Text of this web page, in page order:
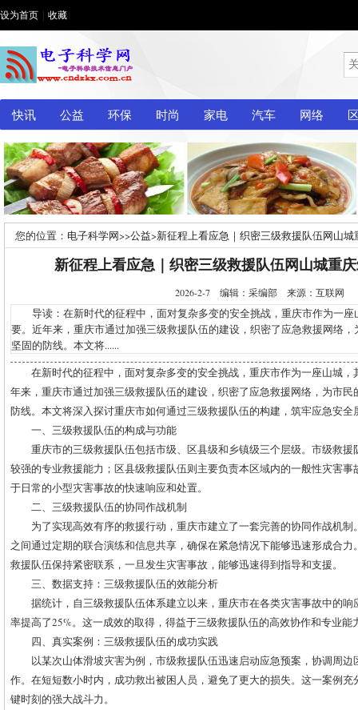
设为首页 收藏
快讯 公益 环保 时尚 家电 汽车 网络
您的位置： 电子科学网>>公益>新征程上看应急｜织密三级救援队伍网山
新征程上看应急｜织密三级救援队伍网山城重
2026-2-7 编辑：采编部 来源：互联网
导读：在新时代的征程中，面对复杂多变的安全挑战，重庆市作为一座
要。近年来，重庆市通过加强三级救援队伍的建设，织密了应急救援网络
坚固的防线。本文将......
在新时代的征程中，面对复杂多变的安全挑战，重庆市作为一座山城
年来，重庆市通过加强三级救援队伍的建设，织密了应急救援网络，为市
防线。本文将深入探讨重庆市如何通过三级救援队伍的构建，筑牢应急安全
一、三级救援队伍的构成与功能
重庆市的三级救援队伍包括市级、区县级和乡镇级三个层级。市级救
较强的专业救援能力；区县级救援队伍则主要负责本区域内的一般性灾害
于日常的小型灾害事故的快速响应和处置。
二、三级救援队伍的协同作战机制
为了实现高效有序的救援行动，重庆市建立了一套完善的协同作战机
之间通过定期的联合演练和信息共享，确保在紧急情况下能够迅速形成合
救援队伍保持紧密联系，一旦发生灾害事故，能够迅速得到指导和支援。
三、数据支持：三级救援队伍的效能分析
据统计，自三级救援队伍体系建立以来，重庆市在各类灾害事故中的
率提高了25%。这一成效的取得，得益于三级救援队伍的高效协作和专业能
四、真实案例：三级救援队伍的成功实践
以某次山体滑坡灾害为例，市级救援队伍迅速启动应急预案，协调周
作。在短短数小时内，成功救出被困人员，避免了更大的损失。这一案例
键时刻的强大战斗力。